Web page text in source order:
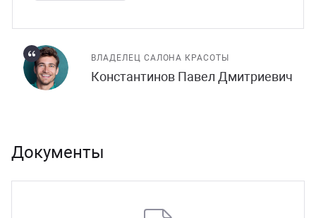
ВЛАДЕЛЕЦ САЛОНА КРАСОТЫ
Константинов Павел Дмитриевич
Документы